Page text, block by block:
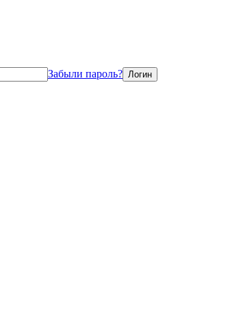
Забыли пароль?